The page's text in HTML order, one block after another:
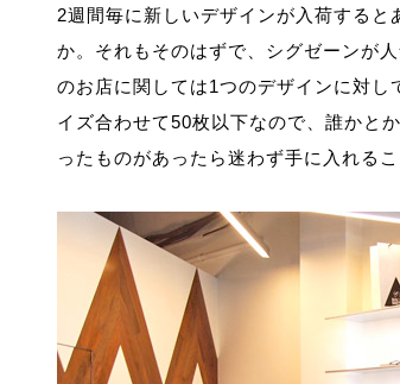
2週間毎に新しいデザインが入荷する
か。それもそのはずで、シグゼーンが
のお店に関しては1つのデザインに対
イズ合わせて50枚以下なので、誰かと
ったものがあったら迷わず手に入れる